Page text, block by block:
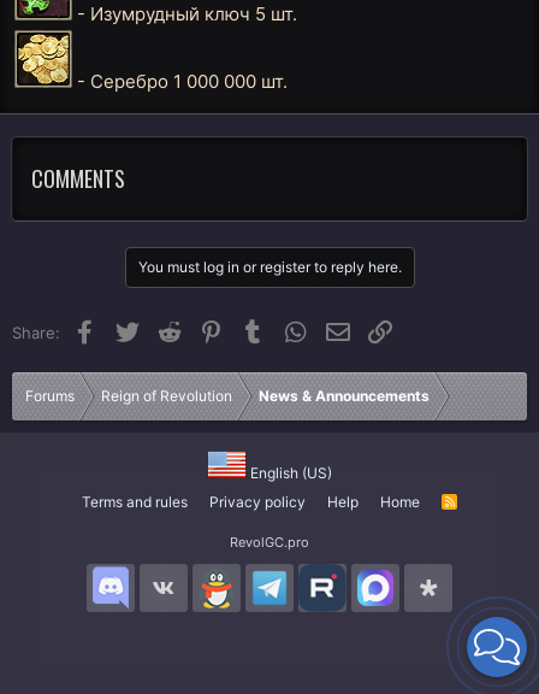
- Изумрудный ключ 5 шт.
- Серебро 1 000 000 шт.
COMMENTS
You must log in or register to reply here.
Share: Facebook
TwitterReddit PinterestTumblrWhatsApp
EmailLink
Forums Reign of Revolution News & Announcements
English (US)
Terms and rules
Privacy policy Help Home
R
RevolGC.pro